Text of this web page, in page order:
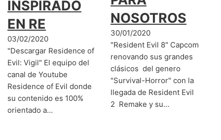
INSPIRADO
EN RE
03/02/2020
"Descargar Residence of
Evil: Vigil" El equipo del
canal de Youtube
Residence of Evil donde
su contenido es 100%
orientado a…
NOSOTROS
30/01/2020
"Resident Evil 8" Capcom
renovando sus grandes
clásicos del genero
"Survival-Horror" con la
llegada de Resident Evil
2 Remake y su…